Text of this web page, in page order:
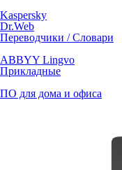
Kaspersky
Dr.Web
Переводчики / Словари
ABBYY Lingvo
Прикладные
ПО для дома и офиса